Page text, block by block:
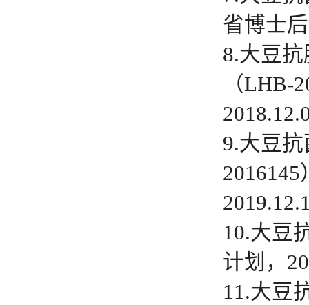
省博士
8.大豆
（LHB-
9.大豆
10.大豆
计划，
11.大豆